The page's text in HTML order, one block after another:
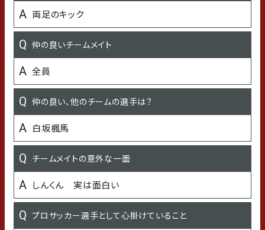
両足のキック
仲の良いチームメイト
全員
仲の良い、他のチームの選手は？
白坂楓馬
チームメイトの意外な一面
しんくん 実は面白い
プロサッカー選手として心掛けていること
既存選手：石川県のおすすめスポット／新加入：石川県の
行ってみたいところ
エイム
もらって嬉しいプレゼント
スタバカード
苦手なこと
今年「挑戦」したいこと